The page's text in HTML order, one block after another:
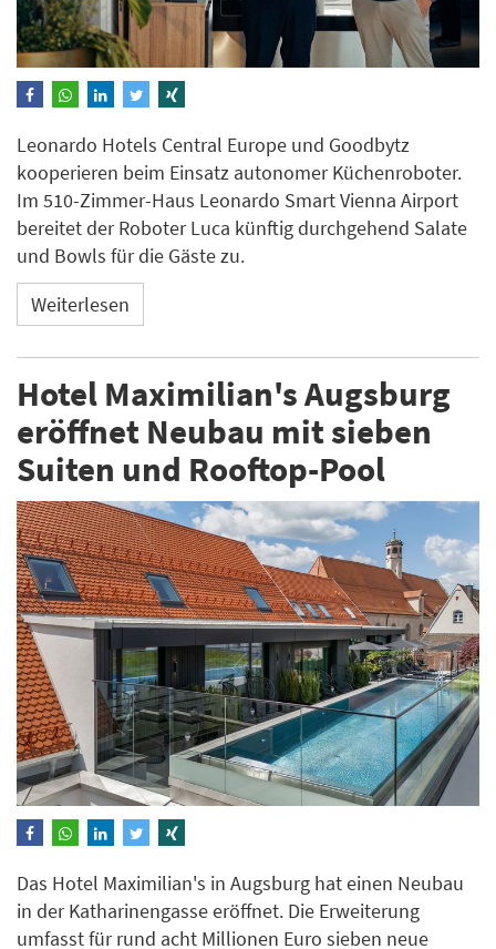
Leonardo Hotels Central Europe und Goodbytz
kooperieren beim Einsatz autonomer Küchenroboter.
Im 510-Zimmer-Haus Leonardo Smart Vienna Airport
bereitet der Roboter Luca künftig durchgehend Salate
und Bowls für die Gäste zu.
Weiterlesen
Hotel Maximilian's Augsburg
eröffnet Neubau mit sieben
Suiten und Rooftop-Pool
Das Hotel Maximilian's in Augsburg hat einen Neubau
in der Katharinengasse eröffnet. Die Erweiterung
umfasst für rund acht Millionen Euro sieben neue